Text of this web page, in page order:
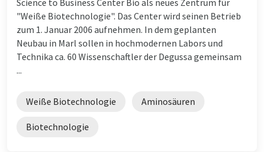
"Weiße Biotechnologie". Das Center wird seinen Betrieb
zum 1. Januar 2006 aufnehmen. In dem geplanten
Neubau in Marl sollen in hochmodernen Labors und
Technika ca. 60 Wissenschaftler der Degussa gemeinsam
...
Weiße Biotechnologie Aminosäuren
Biotechnologie